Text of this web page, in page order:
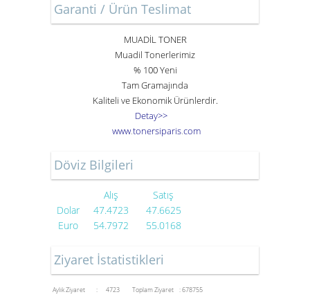
Garanti / Ürün Teslimat
MUADİL TONER
Muadil Tonerlerimiz
% 100 Yeni
Tam Gramajında
Kaliteli ve Ekonomik Ürünlerdir.
Detay>>
www.tonersiparis.com
Döviz Bilgileri
Alış
Satış
Dolar
47.4723
47.6625
Euro
54.7972 55.0168
Ziyaret İstatistikleri
Aylık Ziyaret : 4723 Toplam Ziyaret : 678755